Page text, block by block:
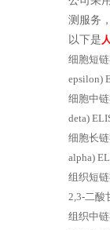
测服务
以下是
细胞短
epsilon)
细胞中
deta)
细胞长
alpha)
组织短
2,3-二酸
组织中